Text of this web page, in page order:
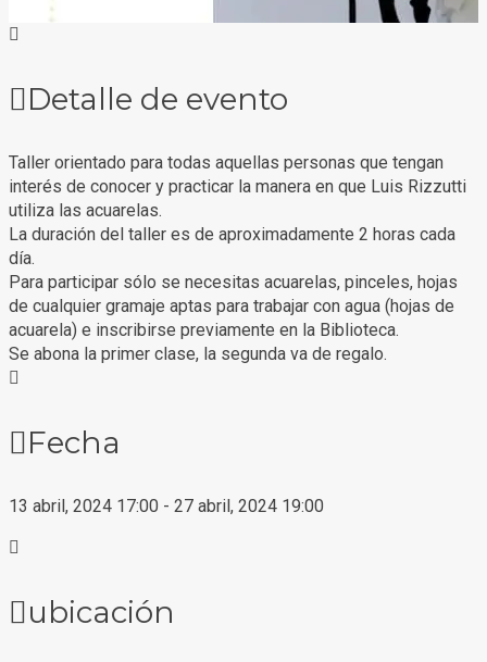
Detalle de evento
Taller orientado para todas aquellas personas que tengan
interés de conocer y practicar la manera en que Luis Rizzutti
utiliza las acuarelas.
La duración del taller es de aproximadamente 2 horas cada
día.
Para participar sólo se necesitas acuarelas, pinceles, hojas
de cualquier gramaje aptas para trabajar con agua (hojas de
acuarela) e inscribirse previamente en la Biblioteca.
Se abona la primer clase, la segunda va de regalo.
Fecha
13 abril, 2024 17:00 - 27 abril, 2024 19:00
ubicación